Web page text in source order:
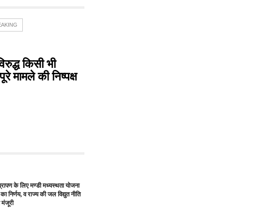
किसी भी
मामले की निष्पक्ष
के लिए मण्डी मध्यस्थता योजना
निर्णय, व राज्य की जल विद्युत नीति